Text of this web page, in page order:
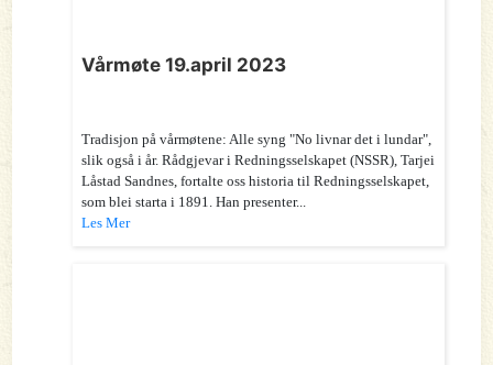
Vårmøte 19.april 2023
Tradisjon på vårmøtene: Alle syng "No livnar det i lundar",
slik også i år. Rådgjevar i Redningsselskapet (NSSR), Tarjei
Låstad Sandnes, fortalte oss historia til Redningsselskapet,
som blei starta i 1891. Han presenter...
Les Mer